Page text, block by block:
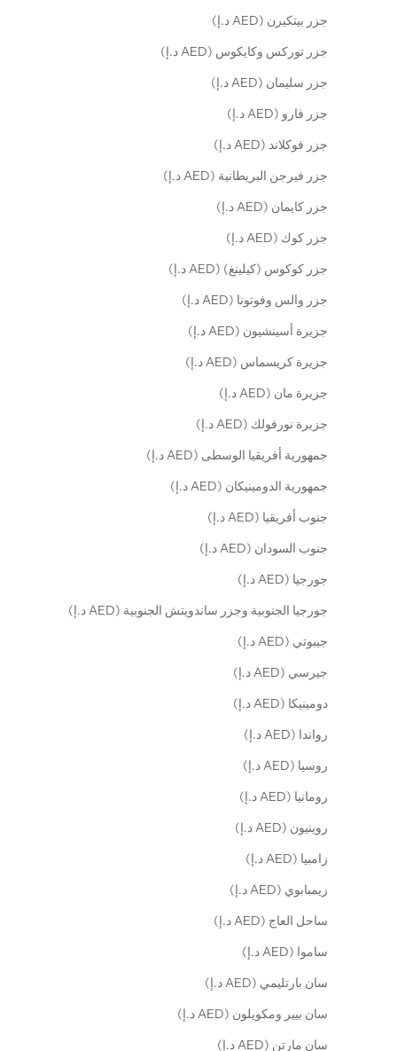
جزر بيتكيرن (AED د.إ)
جزر توركس وكايكوس (AED د.إ)
جزر سليمان (AED د.إ)
جزر فارو (AED د.إ)
جزر فوكلاند (AED د.إ)
جزر فيرجن البريطانية (AED د.إ)
جزر كايمان (AED د.إ)
جزر كوك (AED د.إ)
جزر كوكوس (كيلينغ) (AED د.إ)
جزر والس وفوتونا (AED د.إ)
جزيرة أسينشيون (AED د.إ)
جزيرة كريسماس (AED د.إ)
جزيرة مان (AED د.إ)
جزيرة نورفولك (AED د.إ)
جمهورية أفريقيا الوسطى (AED د.إ)
جمهورية الدومينيكان (AED د.إ)
جنوب أفريقيا (AED د.إ)
جنوب السودان (AED د.إ)
جورجيا (AED د.إ)
جورجيا الجنوبية وجزر ساندويتش الجنوبية (AED د.إ)
جيبوتي (AED د.إ)
جيرسي (AED د.إ)
دومينيكا (AED د.إ)
رواندا (AED د.إ)
روسيا (AED د.إ)
رومانيا (AED د.إ)
روينيون (AED د.إ)
زامبيا (AED د.إ)
زيمبابوي (AED د.إ)
ساحل العاج (AED د.إ)
ساموا (AED د.إ)
سان بارتليمي (AED د.إ)
سان بيير ومكويلون (AED د.إ)
سان مارتن (AED د.إ)